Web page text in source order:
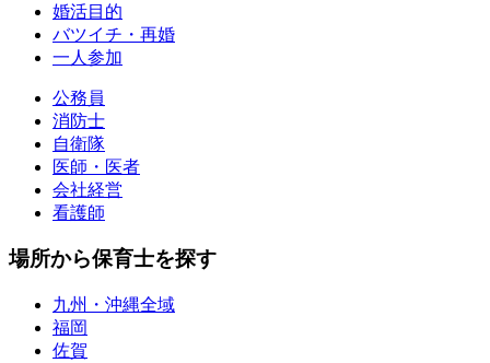
婚活目的
バツイチ・再婚
一人参加
公務員
消防士
自衛隊
医師・医者
会社経営
看護師
場所から保育士を探す
九州・沖縄全域
福岡
佐賀